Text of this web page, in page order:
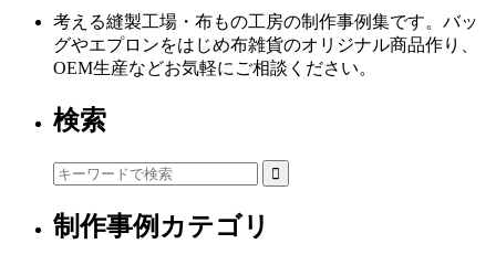
考える縫製工場・布もの工房の制作事例集です。バッ
グやエプロンをはじめ布雑貨のオリジナル商品作り、
OEM生産などお気軽にご相談ください。
検索
制作事例カテゴリ